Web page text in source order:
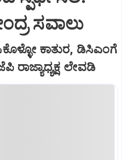
ಸವಾಲು
ಕಾತುರ, ಡಿಸಿಎಂಗೆ
ಲೇವಡಿ